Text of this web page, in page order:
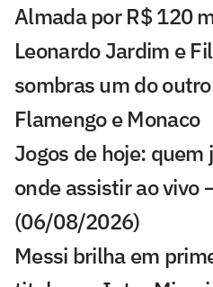
Almada por R$ 120
Leonardo Jardim e
sombras um do
Flamengo e Monaco
Jogos de hoje: quem
onde assistir ao vivo
(06/08/2026)
Messi brilha em